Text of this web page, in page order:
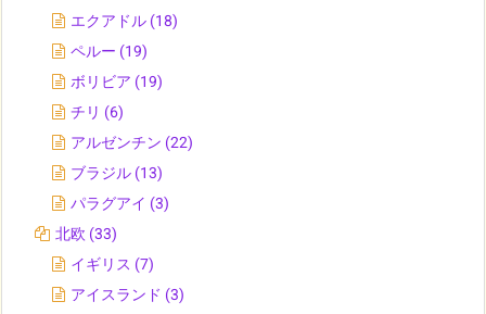
エクアドル (18)
ペルー (19)
ボリビア (19)
チリ (6)
アルゼンチン (22)
ブラジル (13)
パラグアイ (3)
北欧 (33)
イギリス (7)
アイスランド (3)